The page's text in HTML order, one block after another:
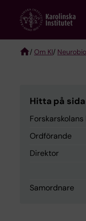
content
/ Om KI/
Hitta på
Ordförande
Direktor
Samordnare